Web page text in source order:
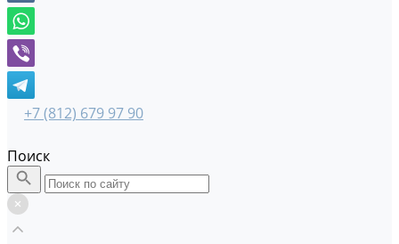
+7 (812) 679 97 90
Поиск